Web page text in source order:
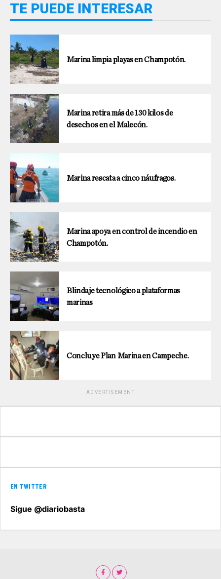
TE PUEDE INTERESAR
Marina limpia playas en Champotón.
Marina retira más de 130 kilos de
desechos en el Malecón.
Marina rescata a cinco náufragos.
Marina apoya en control de incendio en
Champotón.
Blindaje tecnológico a plataformas
marinas
Concluye Plan Marina en Campeche.
ADVERTISEMENT
EN TWITTER
Sigue @diariobasta